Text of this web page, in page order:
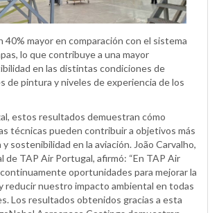
40% mayor en comparación con el sistema
lo que contribuye a una mayor
en las distintas condiciones de
de pintura y niveles de experiencia de los
estos resultados demuestran cómo
técnicas pueden contribuir a objetivos más
sostenibilidad en la aviación. João Carvalho,
TAP Air Portugal, afirmó: “En TAP Air
oportunidades para mejorar la
reducir nuestro impacto ambiental en todas
Los resultados obtenidos gracias a esta